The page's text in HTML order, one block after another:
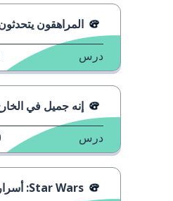
المراهقون يتحدثون عن
درس
إنه جميل في
درس
Star Wars: أسرار التصوير